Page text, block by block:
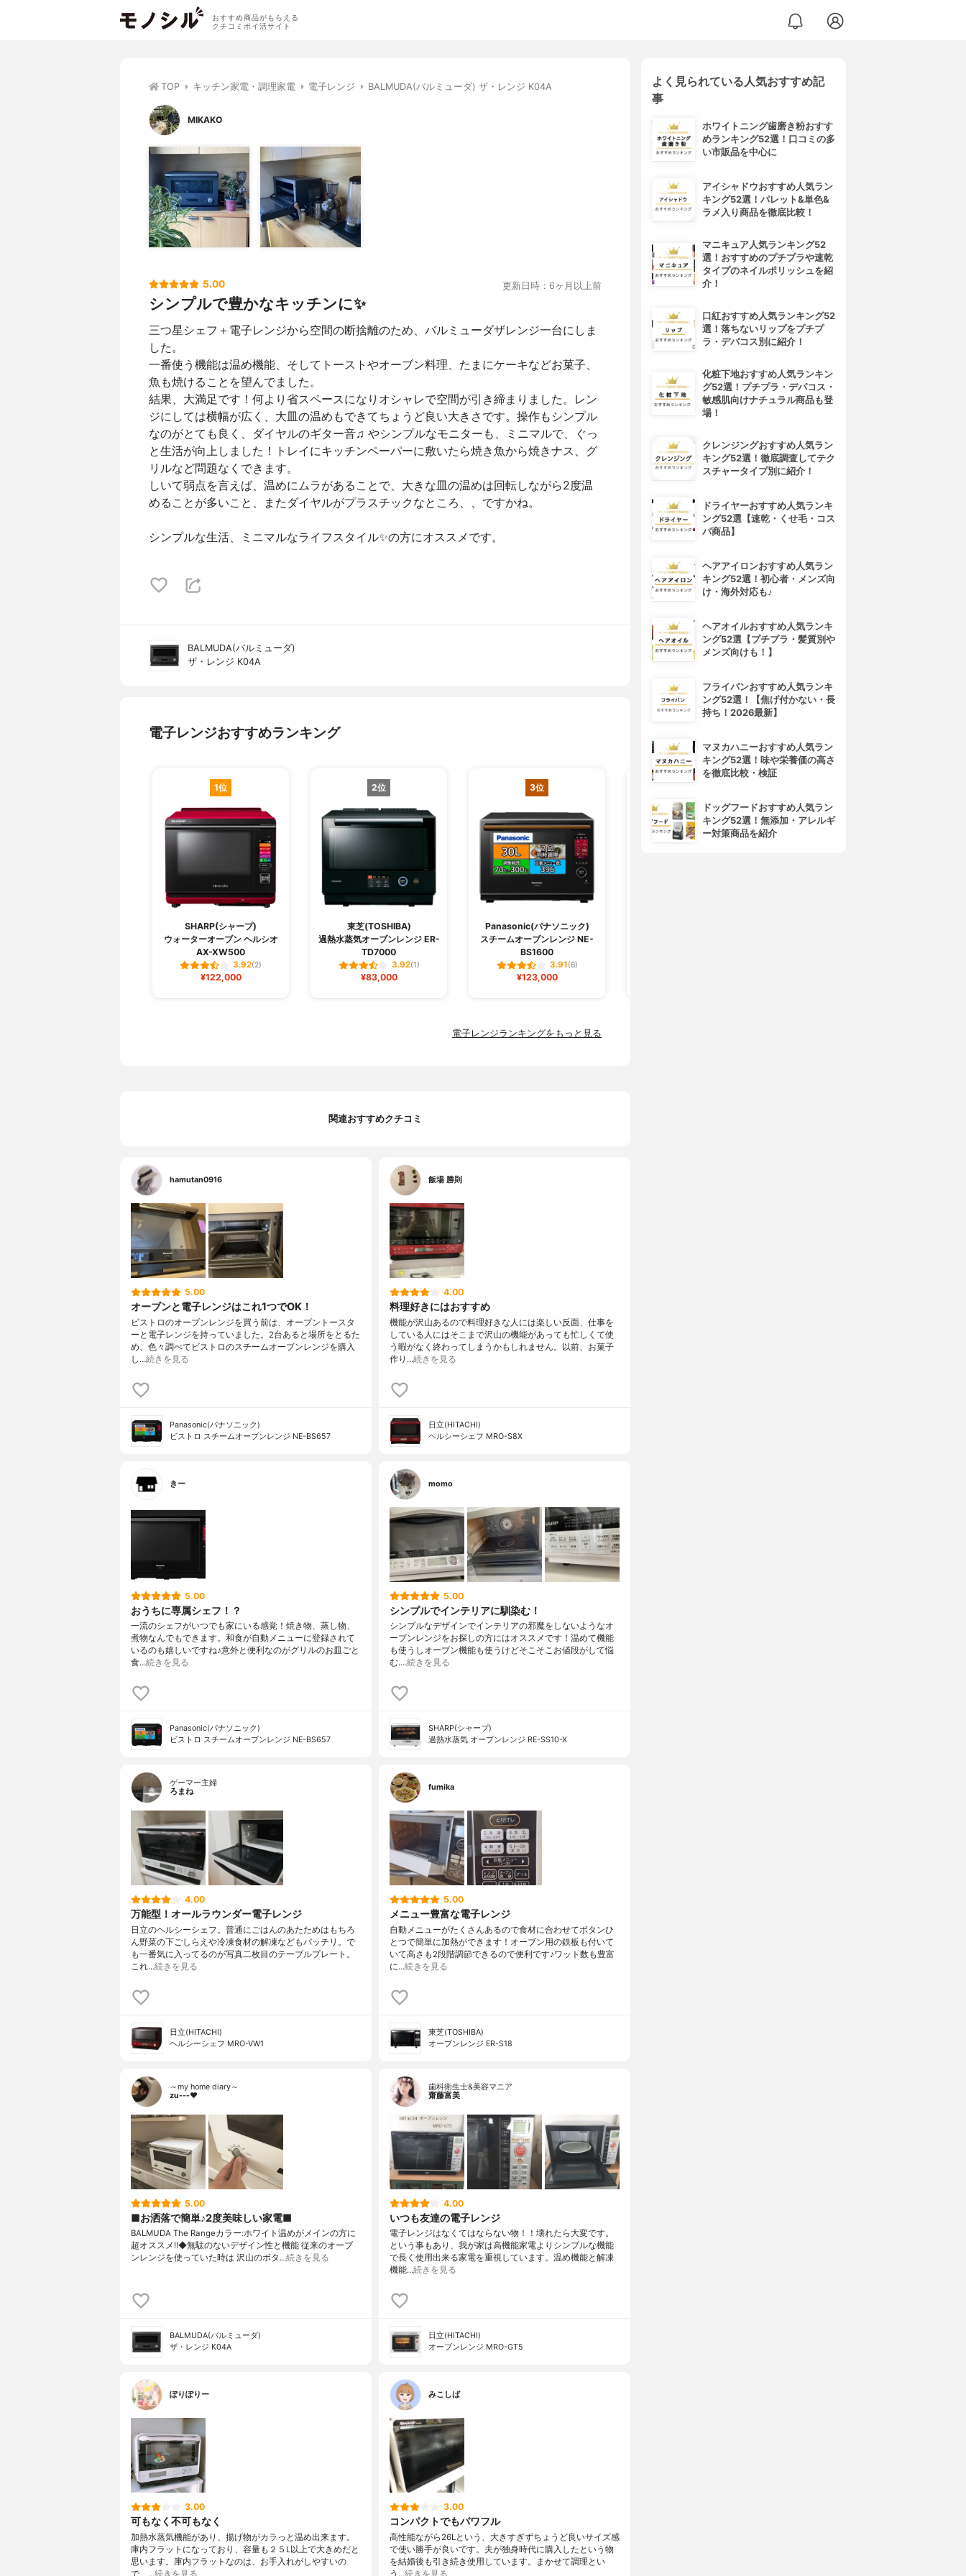
おすすめ商品がもらえる
クチコミポイ活サイト
TOP キッチン家電・調理家電 電子レンジ BALMUDA(バルミューダ) ザ・レンジ K04A
MIKAKO
5.00 更新日時：6ヶ月以上前
シンプルで豊かなキッチンに✨
三つ星シェフ＋電子レンジから空間の断捨離のため、バルミューダザレンジ一台にしま
した。
一番使う機能は温め機能、そしてトーストやオーブン料理、たまにケーキなどお菓子、
魚も焼けることを望んでました。
結果、大満足です！何より省スペースになりオシャレで空間が引き締まりました。レン
ジにしては横幅が広く、大皿の温めもできてちょうど良い大きさです。操作もシンプル
なのがとても良く、ダイヤルのギター音♫ やシンプルなモニターも、ミニマルで、ぐっ
と生活が向上しました！トレイにキッチンペーパーに敷いたら焼き魚から焼きナス、グ
リルなど問題なくできます。
しいて弱点を言えば、温めにムラがあることで、大きな皿の温めは回転しながら2度温
めることが多いこと、またダイヤルがプラスチックなところ、、ですかね。
シンプルな生活、ミニマルなライフスタイル✨の方にオススメです。
BALMUDA(バルミューダ)
ザ・レンジ K04A
電子レンジおすすめランキング
1位
SHARP(シャープ)
ウォーターオーブン ヘルシオ
AX-XW500
3.92(2)
¥122,000
2位
東芝(TOSHIBA)
過熱水蒸気オーブンレンジ ER-
TD7000
3.92(1)
¥83,000
3位
Panasonic(パナソニック)
スチームオーブンレンジ NE-
BS1600
3.91(6)
¥123,000
電子レンジランキングをもっと見る
関連おすすめクチコミ
hamutan0916
5.00
オーブンと電子レンジはこれ1つでOK！
ビストロのオーブンレンジを買う前は、オーブントースタ
ーと電子レンジを持っていました。2台あると場所をとるた
め、色々調べてビストロのスチームオーブンレンジを購入
し…続きを見る
Panasonic(パナソニック)
ビストロ スチームオーブンレンジ NE-BS657
飯場 勝則
4.00
料理好きにはおすすめ
機能が沢山あるので料理好きな人には楽しい反面、仕事を
している人にはそこまで沢山の機能があっても忙しくて使
う暇がなく終わってしまうかもしれません。以前、お菓子
作り…続きを見る
日立(HITACHI)
ヘルシーシェフ MRO-S8X
きー
5.00
おうちに専属シェフ！？
一流のシェフがいつでも家にいる感覚！焼き物、蒸し物、
煮物なんでもできます。和食が自動メニューに登録されて
いるのも嬉しいですね♪意外と便利なのがグリルのお皿ごと
食…続きを見る
Panasonic(パナソニック)
ビストロ スチームオーブンレンジ NE-BS657
momo
5.00
シンプルでインテリアに馴染む！
シンプルなデザインでインテリアの邪魔をしないようなオ
ーブンレンジをお探しの方にはオススメです！温めて機能
も使うしオーブン機能も使うけどそこそこお値段がして悩
む.…続きを見る
SHARP(シャープ)
過熱水蒸気 オーブンレンジ RE-SS10-X
ゲーマー主婦
ろまね
4.00
万能型！オールラウンダー電子レンジ
日立のヘルシーシェフ。普通にごはんのあたためはもちろ
ん野菜の下ごしらえや冷凍食材の解凍などもバッチリ。で
も一番気に入ってるのが写真二枚目のテーブルプレート。
これ…続きを見る
日立(HITACHI)
ヘルシーシェフ MRO-VW1
fumika
5.00
メニュー豊富な電子レンジ
自動メニューがたくさんあるので食材に合わせてボタンひ
とつで簡単に加熱ができます！オーブン用の鉄板も付いて
いて高さも2段階調節できるので便利です♪ワット数も豊富
に…続きを見る
東芝(TOSHIBA)
オーブンレンジ ER-S18
～my home diary～
zu---❤︎
5.00
■お洒落で簡単♪2度美味しい家電■
BALMUDA The Rangeカラー:ホワイト温めがメインの方に
超オススメ‼︎◆無駄のないデザイン性と機能 従来のオーブ
ンレンジを使っていた時は 沢山のボタ…続きを見る
BALMUDA(バルミューダ)
ザ・レンジ K04A
歯科衛生士&美容マニア
齋藤富美
4.00
いつも友達の電子レンジ
電子レンジはなくてはならない物！！壊れたら大変です。
という事もあり、我が家は高機能家電よりシンプルな機能
で長く使用出来る家電を重視しています。温め機能と解凍
機能…続きを見る
日立(HITACHI)
オーブンレンジ MRO-GT5
ぽりぽりー
3.00
可もなく不可もなく
加熱水蒸気機能があり、揚げ物がカラっと温め出来ます。
庫内フラットになっており、容量も２５L以上で大きめだと
思います。庫内フラットなのは、お手入れがしやすいの
で、…続きを見る
みこしば
3.00
コンパクトでもパワフル
高性能ながら26Lという、大きすぎずちょうど良いサイズ感
で使い勝手が良いです。夫が独身時代に購入したという物
を結婚後も引き続き使用しています。まかせて調理とい
う…続きを見る
よく見られている人気おすすめ記
事
ホワイトニング歯磨き粉おすす
めランキング52選！口コミの多
い市販品を中心に
アイシャドウおすすめ人気ラン
キング52選！パレット&単色&
ラメ入り商品を徹底比較！
マニキュア人気ランキング52
選！おすすめのプチプラや速乾
タイプのネイルポリッシュを紹
介！
口紅おすすめ人気ランキング52
選！落ちないリップをプチプ
ラ・デパコス別に紹介！
化粧下地おすすめ人気ランキン
グ52選！プチプラ・デパコス・
敏感肌向けナチュラル商品も登
場！
クレンジングおすすめ人気ラン
キング52選！徹底調査してテク
スチャータイプ別に紹介！
ドライヤーおすすめ人気ランキ
ング52選【速乾・くせ毛・コス
パ商品】
ヘアアイロンおすすめ人気ラン
キング52選！初心者・メンズ向
け・海外対応も♪
ヘアオイルおすすめ人気ランキ
ング52選【プチプラ・髪質別や
メンズ向けも！】
フライパンおすすめ人気ランキ
ング52選！【焦げ付かない・長
持ち！2026最新】
マヌカハニーおすすめ人気ラン
キング52選！味や栄養価の高さ
を徹底比較・検証
ドッグフードおすすめ人気ラン
キング52選！無添加・アレルギ
ー対策商品を紹介